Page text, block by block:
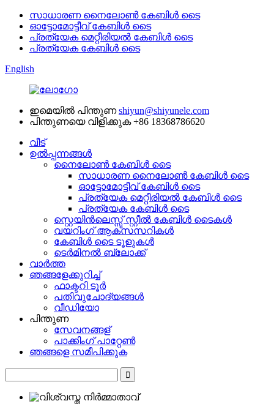
സാധാരണ നൈലോൺ കേബിൾ ടൈ
ഓട്ടോമോട്ടീവ് കേബിൾ ടൈ
പ്രത്യേക മെറ്റീരിയൽ കേബിൾ ടൈ
പ്രത്യേക കേബിൾ ടൈ
English
ഇമെയിൽ പിന്തുണ shiyun@shiyunele.com
പിന്തുണയെ വിളിക്കുക +86 18368786620
വീട്
ഉൽപ്പന്നങ്ങൾ
നൈലോൺ കേബിൾ ടൈ
സാധാരണ നൈലോൺ കേബിൾ ടൈ
ഓട്ടോമോട്ടീവ് കേബിൾ ടൈ
പ്രത്യേക മെറ്റീരിയൽ കേബിൾ ടൈ
പ്രത്യേക കേബിൾ ടൈ
സ്റ്റെയിൻലെസ്സ് സ്റ്റീൽ കേബിൾ ടൈകൾ
വയറിംഗ് ആക്സസറികൾ
കേബിൾ ടൈ ടൂളുകൾ
ടെർമിനൽ ബ്ലോക്ക്
വാർത്ത
ഞങ്ങളേക്കുറിച്ച്
ഫാക്ടറി ടൂർ
പതിവുചോദ്യങ്ങൾ
വീഡിയോ
പിന്തുണ
സേവനങ്ങള്
പാക്കിംഗ് പാറ്റേൺ
ഞങ്ങളെ സമീപിക്കുക